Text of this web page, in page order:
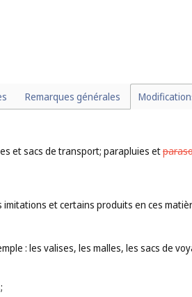
Remarques générales
et sacs de transport; parapluies et
imitations et certains produits en ces
: les valises, les malles, les sacs de